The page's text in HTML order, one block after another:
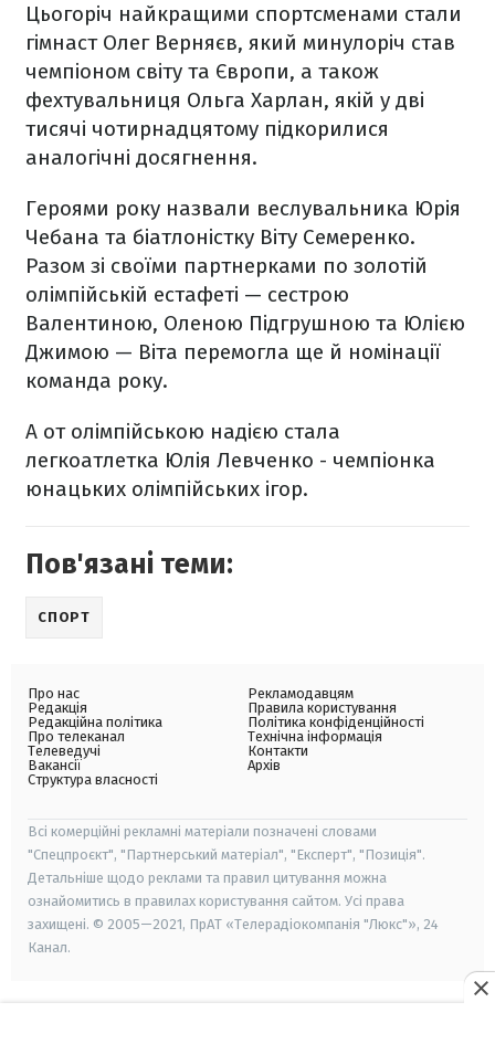
Цьогоріч найкращими спортсменами стали
гімнаст Олег Верняєв, який минулоріч став
чемпіоном світу та Європи, а також
фехтувальниця Ольга Харлан, якій у дві
тисячі чотирнадцятому підкорилися
аналогічні досягнення.
Героями року назвали веслувальника Юрія
Чебана та біатлоністку Віту Семеренко.
Разом зі своїми партнерками по золотій
олімпійській естафеті — сестрою
Валентиною, Оленою Підгрушною та Юлією
Джимою — Віта перемогла ще й номінації
команда року.
А от олімпійською надією стала
легкоатлетка Юлія Левченко - чемпіонка
юнацьких олімпійських ігор.
Пов'язані теми:
СПОРТ
Про нас
Редакція
Редакційна політика
Про телеканал
Телеведучі
Вакансії
Структура власності
Рекламодавцям
Правила користування
Політика конфіденційності
Технічна інформація
Контакти
Архів
Всі комерційні рекламні матеріали позначені словами
"Спецпроєкт", "Партнерський матеріал", "Експерт", "Позиція".
Детальніше щодо реклами та правил цитування можна
ознайомитись в правилах користування сайтом. Усі права
захищені. © 2005—2021, ПрАТ «Телерадіокомпанія "Люкс"», 24
Канал.